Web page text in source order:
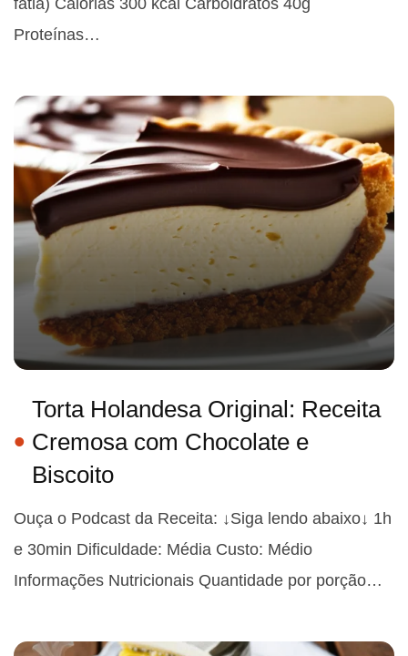
Proteínas…
Torta Holandesa Original: Receita
Cremosa com Chocolate e
Biscoito
Ouça o Podcast da Receita: ↓Siga lendo abaixo↓ 1h
e 30min Dificuldade: Média Custo: Médio
Informações Nutricionais Quantidade por porção…